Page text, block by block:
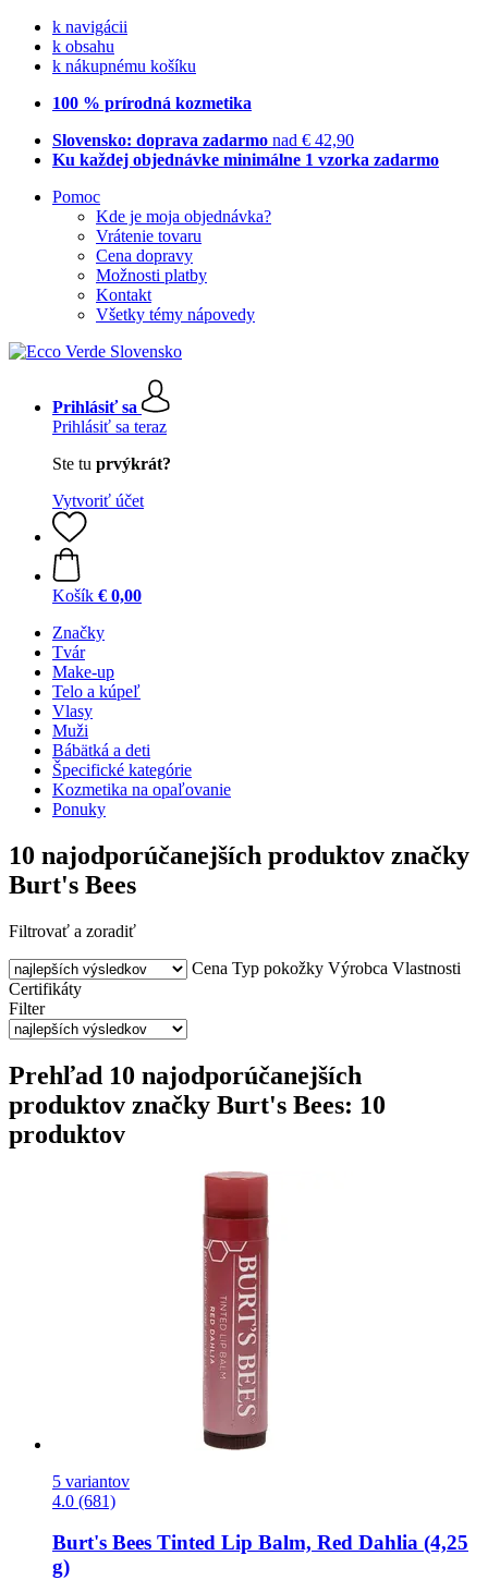
k navigácii
k obsahu
k nákupnému košíku
100 % prírodná kozmetika
Slovensko: doprava zadarmo nad € 42,90
Ku každej objednávke minimálne 1 vzorka zadarmo
Pomoc
Kde je moja objednávka?
Vrátenie tovaru
Cena dopravy
Možnosti platby
Kontakt
Všetky témy nápovedy
Prihlásiť sa
Prihlásiť sa teraz
Ste tu prvýkrát?
Vytvoriť účet
Košík € 0,00
Značky
Tvár
Make-up
Telo a kúpeľ
Vlasy
Muži
Bábätká a deti
Špecifické kategórie
Kozmetika na opaľovanie
Ponuky
10 najodporúčanejších produktov značky
Burt's Bees
Filtrovať a zoradiť
Cena Typ pokožky Výrobca Vlastnosti
Certifikáty
Filter
Prehľad 10 najodporúčanejších
produktov značky Burt's Bees: 10
produktov
5 variantov
4.0 (681)
Burt's Bees Tinted Lip Balm, Red Dahlia (4,25
g)